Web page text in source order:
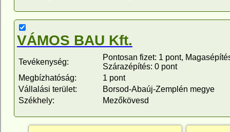
VÁMOS BAU Kft.
Tevékenység:
Pontosan fizet: 1 pont,
Szárazépítés: 0 pont
Megbízhatóság:
1 pont
Vállalási terület:
Borsod-Abaúj-Zemplén megye
Székhely:
Mezőkövesd